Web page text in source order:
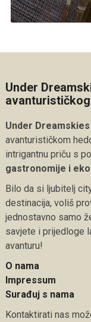
Under
Under Dreamskies
avanturističkom
intrigantnu priču s
gastronomije i
Bilo da si ljubitelj
destinacija, voliš
jednostavno samo
savjete i prijedloge
avanturu!
O nama
Impressum
Surađuj s nama
Kontaktirati nas